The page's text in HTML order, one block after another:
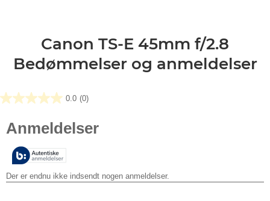
Canon TS-E 45mm f/2.8
Bedømmelser og anmeldelser
0.0 (0)
0.0
af
stjerner.